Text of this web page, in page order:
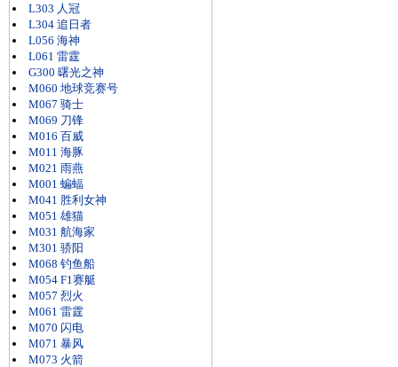
L303 人冠
L304 追日者
L056 海神
L061 雷霆
G300 曙光之神
M060 地球竞赛号
M067 骑士
M069 刀锋
M016 百威
M011 海豚
M021 雨燕
M001 蝙蝠
M041 胜利女神
M051 雄猫
M031 航海家
M301 骄阳
M068 钓鱼船
M054 F1赛艇
M057 烈火
M061 雷霆
M070 闪电
M071 暴风
M073 火箭